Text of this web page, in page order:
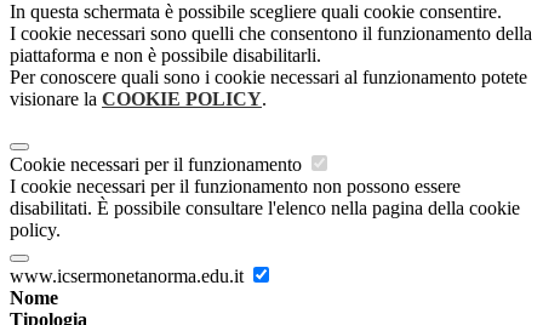
In questa schermata è possibile scegliere quali cookie consentire.
I cookie necessari sono quelli che consentono il funzionamento della
piattaforma e non è possibile disabilitarli.
Per conoscere quali sono i cookie necessari al funzionamento potete
visionare la COOKIE POLICY.
Cookie necessari per il funzionamento
I cookie necessari per il funzionamento non possono essere
disabilitati. È possibile consultare l'elenco nella pagina della cookie
policy.
www.icsermonetanorma.edu.it
Nome
Tipologia